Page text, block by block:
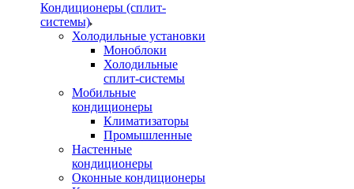
Кондиционеры (сплит-
системы)
Холодильные установки
Моноблоки
Холодильные
сплит-системы
Мобильные
кондиционеры
Климатизаторы
Промышленные
Настенные
кондиционеры
Оконные кондиционеры